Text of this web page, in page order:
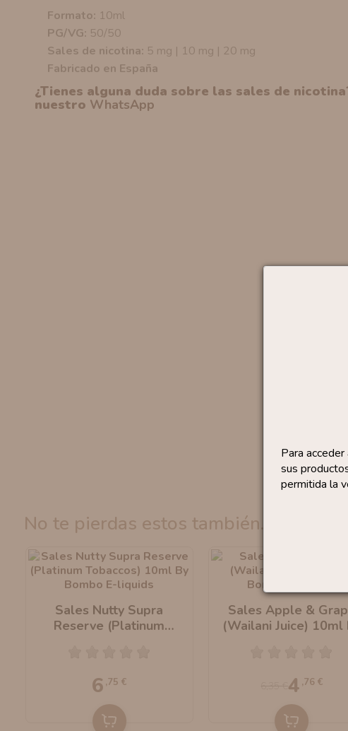
Para
sus
permitida la
Formato: 10ml
PG/VG: 50/50
Sales de nicotina: 5 mg | 10 mg | 20 mg
Fabricado en España
¿Tienes alguna duda sobre las sales de
nuestro WhatsApp
no te pierdas estos también...
Sales Nutty Supra
Reserve (Platinum
6 ,75 €
Sales Apple &
(Wailani Juice) 10ml
4 ,76 €